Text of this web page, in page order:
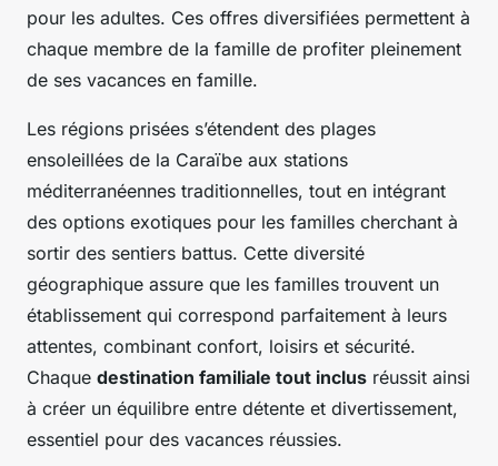
pour les adultes. Ces offres diversifiées permettent à
chaque membre de la famille de profiter pleinement
de ses vacances en famille.
Les régions prisées s’étendent des plages
ensoleillées de la Caraïbe aux stations
méditerranéennes traditionnelles, tout en intégrant
des options exotiques pour les familles cherchant à
sortir des sentiers battus. Cette diversité
géographique assure que les familles trouvent un
établissement qui correspond parfaitement à leurs
attentes, combinant confort, loisirs et sécurité.
Chaque destination familiale tout inclus réussit ainsi
à créer un équilibre entre détente et divertissement,
essentiel pour des vacances réussies.